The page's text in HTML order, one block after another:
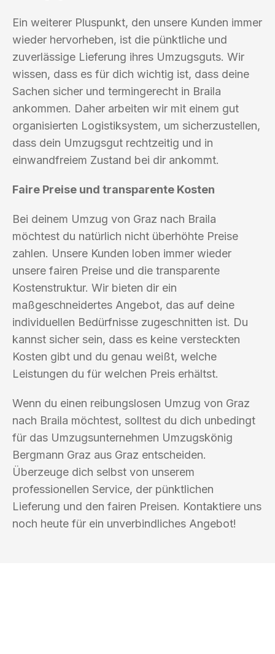
Ein weiterer Pluspunkt, den unsere Kunden immer
wieder hervorheben, ist die pünktliche und
zuverlässige Lieferung ihres Umzugsguts. Wir
wissen, dass es für dich wichtig ist, dass deine
Sachen sicher und termingerecht in Braila
ankommen. Daher arbeiten wir mit einem gut
organisierten Logistiksystem, um sicherzustellen,
dass dein Umzugsgut rechtzeitig und in
einwandfreiem Zustand bei dir ankommt.
Faire Preise und transparente Kosten
Bei deinem Umzug von Graz nach Braila
möchtest du natürlich nicht überhöhte Preise
zahlen. Unsere Kunden loben immer wieder
unsere fairen Preise und die transparente
Kostenstruktur. Wir bieten dir ein
maßgeschneidertes Angebot, das auf deine
individuellen Bedürfnisse zugeschnitten ist. Du
kannst sicher sein, dass es keine versteckten
Kosten gibt und du genau weißt, welche
Leistungen du für welchen Preis erhältst.
Wenn du einen reibungslosen Umzug von Graz
nach Braila möchtest, solltest du dich unbedingt
für das Umzugsunternehmen Umzugskönig
Bergmann Graz aus Graz entscheiden.
Überzeuge dich selbst von unserem
professionellen Service, der pünktlichen
Lieferung und den fairen Preisen. Kontaktiere uns
noch heute für ein unverbindliches Angebot!